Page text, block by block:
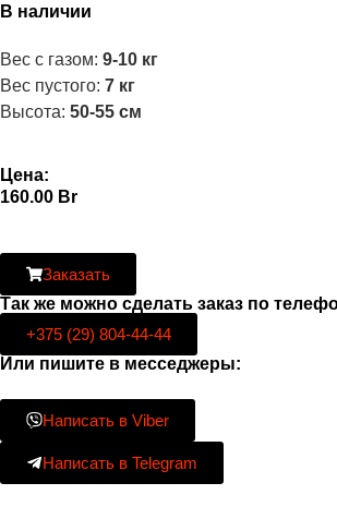
В наличии
Вес с газом: 9-10 кг
Вес пустого: 7 кг
Высота: 50-55 см
Цена:
160.00 Br
Заказать
Так же можно сделать заказ по
+375 (29) 804-44-44
Или пишите в месседжеры:
Написать в Viber
Написать в Telegram